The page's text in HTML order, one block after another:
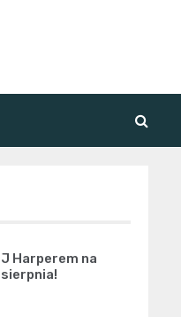
Harperem na
sierpnia!